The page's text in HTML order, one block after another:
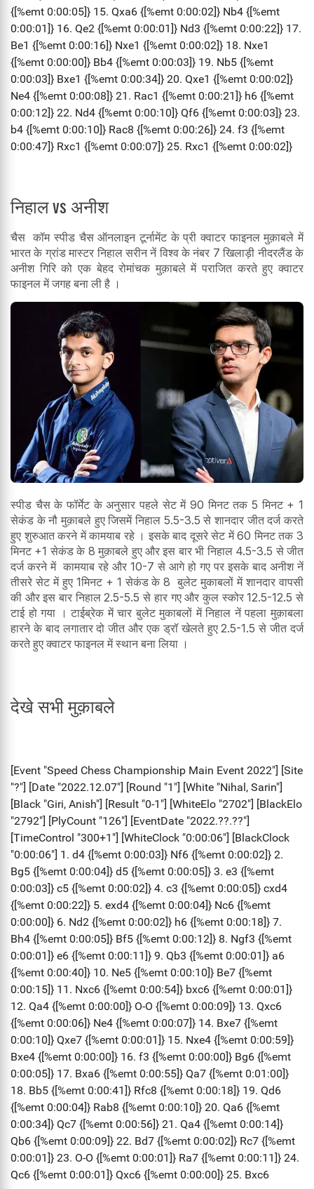
निहाल vs अनीश
चैस कॉम स्पीड चैस ऑनलाइन टूर्नामेंट के प्री क्वाटर फाइनल मुक़ाबले में
भारत के ग्रांड मास्टर निहाल सरीन नें विश्व के नंबर 7 खिलाड़ी नीदरलैंड के
अनीश गिरि को एक बेहद रोमांचक मुक़ाबले में पराजित करते हुए क्वाटर
फाइनल में जगह बना ली है ।
स्पीड चैस के फॉर्मेट के अनुसार पहले सेट में 90 मिनट तक 5 मिनट + 1
सेकंड के नौ मुक़ाबले हुए जिसमें निहाल 5.5-3.5 से शानदार जीत दर्ज करते
हुए शुरुआत करने में कामयाब रहे । इसके बाद दूसरे सेट में 60 मिनट तक 3
मिनट +1 सेकंड के 8 मुक़ाबले हुए और इस बार भी निहाल 4.5-3.5 से जीत
दर्ज करने में कामयाब रहे और 10-7 से आगे हो गए पर इसके बाद अनीश नें
तीसरे सेट में हुए 1मिनट + 1 सेकंड के 8 बुलेट मुकाबलों में शानदार वापसी
की और इस बार निहाल 2.5-5.5 से हार गए और कुल स्कोर 12.5-12.5 से
टाई हो गया । टाईब्रेक में चार बुलेट मुकाबलों में निहाल नें पहला मुक़ाबला
हारने के बाद लगातार दो जीत और एक ड्रॉ खेलते हुए 2.5-1.5 से जीत दर्ज
करते हुए क्वाटर फाइनल में स्थान बना लिया ।
देखे सभी मुक़ाबले